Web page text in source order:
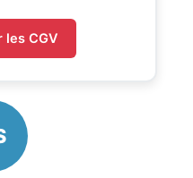
les CGV